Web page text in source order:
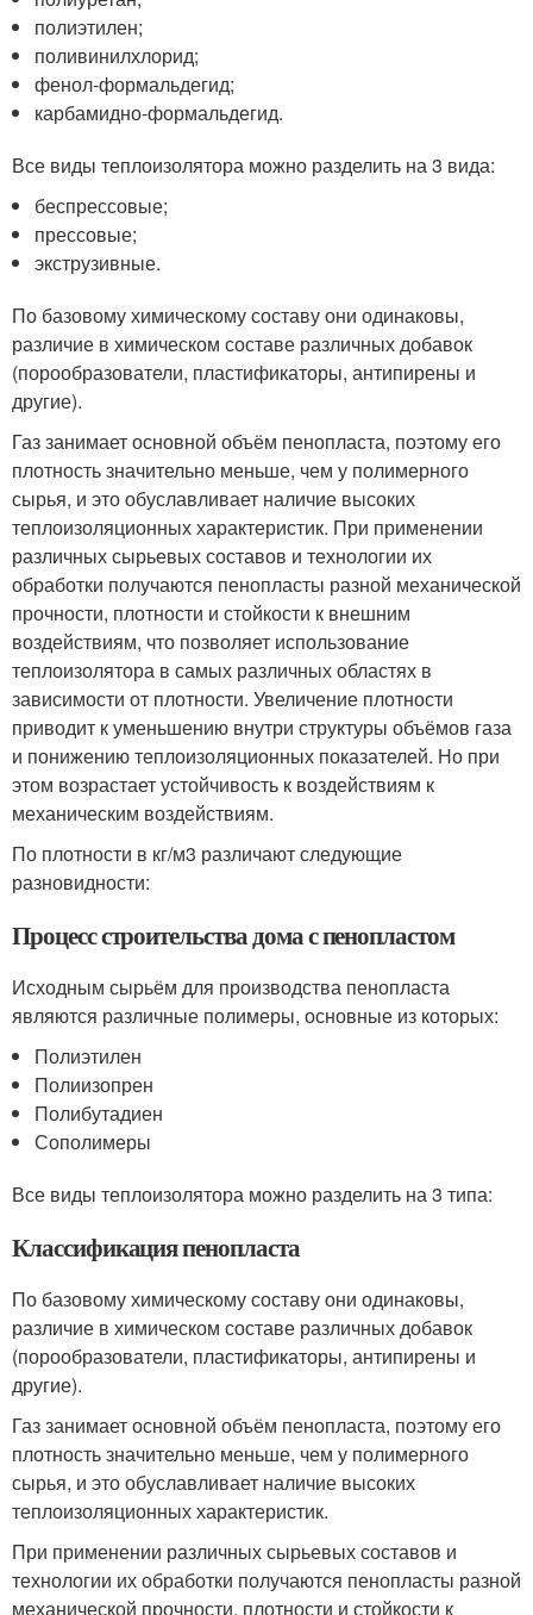
полиэтилен;
поливинилхлорид;
фенол-формальдегид;
карбамидно-формальдегид.
Все виды теплоизолятора можно разделить на 3 вида:
беспрессовые;
прессовые;
экструзивные.
По базовому химическому составу они одинаковы,
различие в химическом составе различных добавок
(порообразователи, пластификаторы, антипирены и
другие).
Газ занимает основной объём пенопласта, поэтому его
плотность значительно меньше, чем у полимерного
сырья, и это обуславливает наличие высоких
теплоизоляционных характеристик. При применении
различных сырьевых составов и технологии их
обработки получаются пенопласты разной механической
прочности, плотности и стойкости к внешним
воздействиям, что позволяет использование
теплоизолятора в самых различных областях в
зависимости от плотности. Увеличение плотности
приводит к уменьшению внутри структуры объёмов газа
и понижению теплоизоляционных показателей. Но при
этом возрастает устойчивость к воздействиям к
механическим воздействиям.
По плотности в кг/м3 различают следующие
разновидности:
Процесс строительства дома с пенопластом
Исходным сырьём для производства пенопласта
являются различные полимеры, основные из которых:
Полиэтилен
Полиизопрен
Полибутадиен
Сополимеры
Все виды теплоизолятора можно разделить на 3 типа:
Классификация пенопласта
По базовому химическому составу они одинаковы,
различие в химическом составе различных добавок
(порообразователи, пластификаторы, антипирены и
другие).
Газ занимает основной объём пенопласта, поэтому его
плотность значительно меньше, чем у полимерного
сырья, и это обуславливает наличие высоких
теплоизоляционных характеристик.
При применении различных сырьевых составов и
технологии их обработки получаются пенопласты разной
механической прочности, плотности и стойкости к